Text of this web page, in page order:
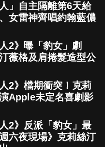
」自主隔離第6天給
女雷神齊唱約翰藍儂
2》曝「豹女」劇
薇格及肩捲髮造型公
2》檔期衝突！克莉
Apple未定名喜劇影
2》反派「豹女」最
六夜現場》克莉絲汀